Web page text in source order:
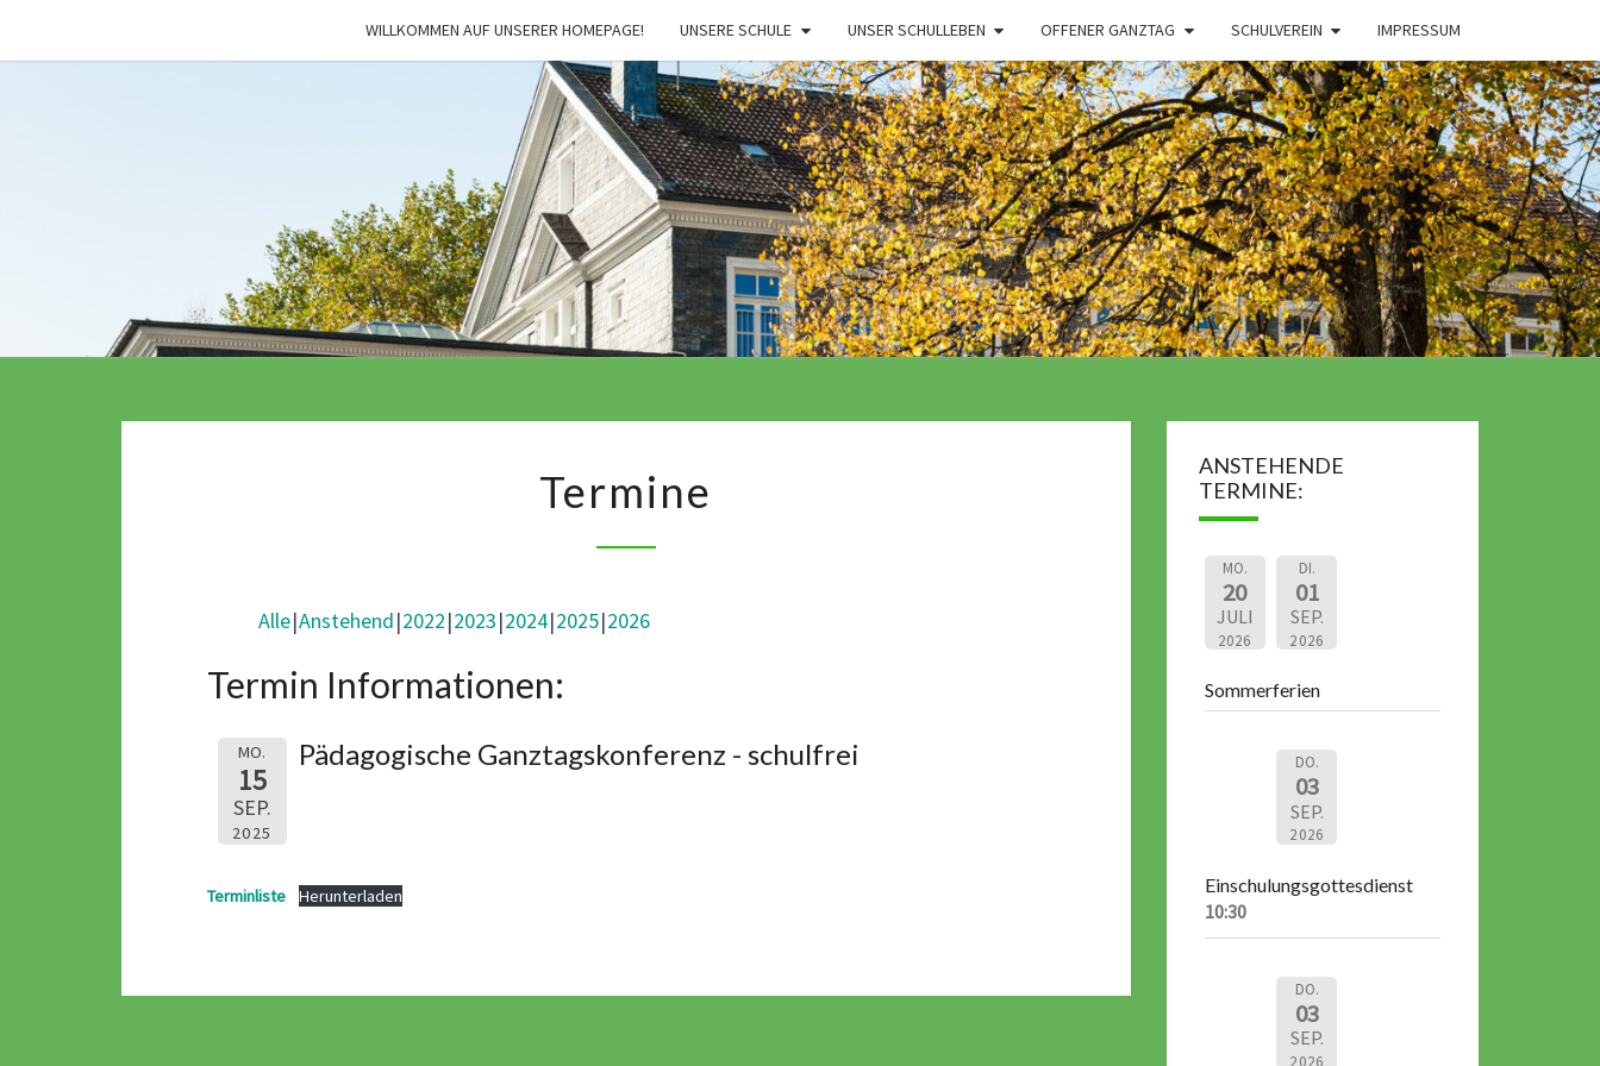
WILLKOMMEN AUF UNSERER HOMEPAGE! UNSERE SCHULE UNSER SCHULLEBEN OFFENER GANZTAG SCHULVEREIN IMPRESSUM
Termine
Alle Anstehend 2022 2023 2024 2025 2026
Termin Informationen:
MO.
15
SEP.
2025
Pädagogische Ganztagskonferenz - schulfrei
Terminliste Herunterladen
ANSTEHENDE
TERMINE:
MO.
20
JULI
2026
DI.
01
SEP.
2026
Sommerferien
DO.
03
SEP.
2026
Einschulungsgottesdienst
10:30
DO.
03
SEP.
2026